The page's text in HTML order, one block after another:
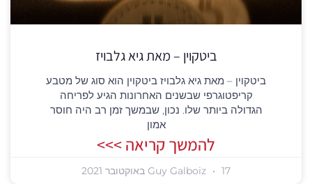
ביטקוין – מאת גיא גלבויז
ביטקוין – מאת גיא גלבויז ביטקוין הוא סוג של מטבע
קריפטוגרפי שבשנים האחרונות הגיע לפריחה
הגדולה ביותר שלו. נכון, שבמשך זמן רב היה חוסר
אמון
להמשך קריאה >>>
Guy Galboiz 17 באוקטובר 2021